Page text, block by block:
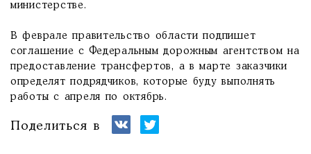
министерстве.
В феврале правительство области подпишет
соглашение с Федеральным дорожным агентством на
предоставление трансфертов, а в марте заказчики
определят подрядчиков, которые буду выполнять
работы с апреля по октябрь.
Поделиться в